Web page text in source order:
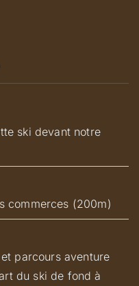
ski devant notre
commerces (200m)
parcours aventure
du ski de fond à